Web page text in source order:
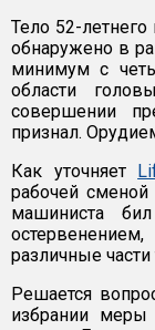
Тело 52-
обнаружено в
минимум с
области
совершении
признал.
Как уточняет
рабочей
машиниста
различные части
Решается
избрании